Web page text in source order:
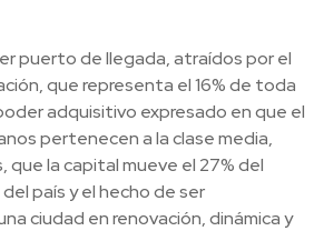
puerto de llegada, atraídos por el
que representa el 16% de toda
adquisitivo expresado en que el
pertenecen a la clase media,
que la capital mueve el 27% del
país y el hecho de ser
ciudad en renovación, dinámica y